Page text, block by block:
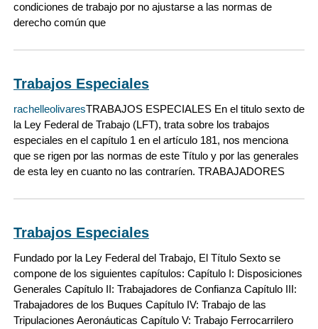
condiciones de trabajo por no ajustarse a las normas de
derecho común que
Trabajos Especiales
rachelleolivaresTRABAJOS ESPECIALES En el titulo sexto de
la Ley Federal de Trabajo (LFT), trata sobre los trabajos
especiales en el capítulo 1 en el artículo 181, nos menciona
que se rigen por las normas de este Título y por las generales
de esta ley en cuanto no las contraríen. TRABAJADORES
Trabajos Especiales
Fundado por la Ley Federal del Trabajo, El Título Sexto se
compone de los siguientes capítulos: Capítulo I: Disposiciones
Generales Capítulo II: Trabajadores de Confianza Capítulo III:
Trabajadores de los Buques Capítulo IV: Trabajo de las
Tripulaciones Aeronáuticas Capítulo V: Trabajo Ferrocarrilero